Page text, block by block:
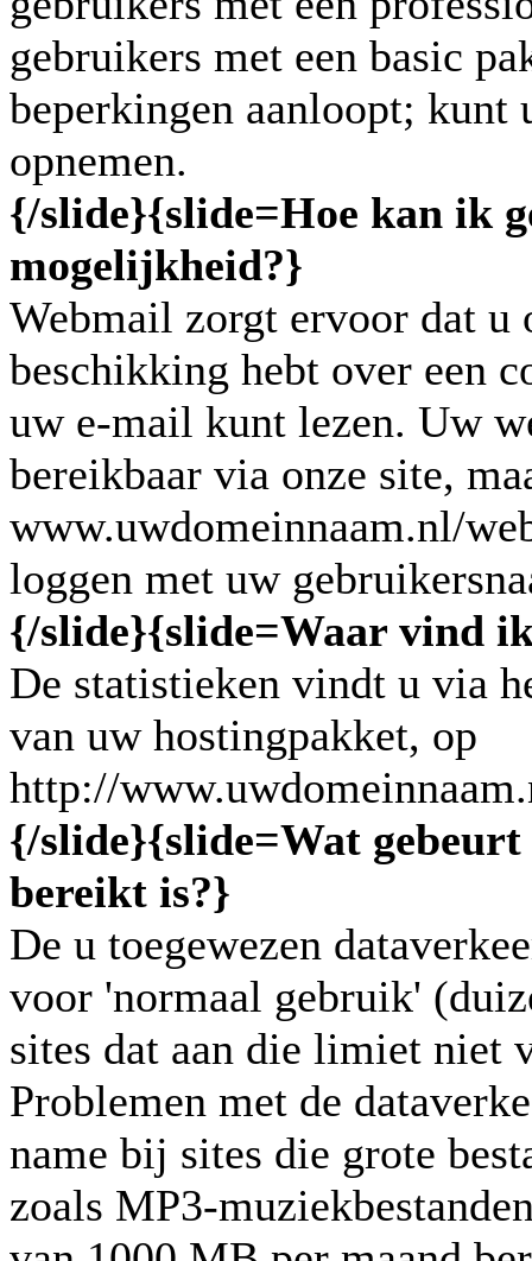
gebruikers met een basic
beperkingen aanloopt;
opnemen.
{/slide}{slide=Hoe kan ik
mogelijkheid?}
Webmail zorgt ervoor dat u
beschikking hebt over een
uw e-mail kunt lezen. Uw
bereikbaar via onze site,
www.uwdomeinnaam.nl/
loggen met uw
{/slide}{slide=Waar vind
De statistieken vindt u via
van uw hostingpakket, op
http://
{/slide}{slide=Wat
bereikt is?}
De u toegewezen
voor 'normaal gebruik'
sites dat aan die limiet niet
Problemen met de
name bij sites die grote
zoals MP3-